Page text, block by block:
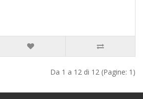
Da 1 a 12 di 12 (Pagine: 1)